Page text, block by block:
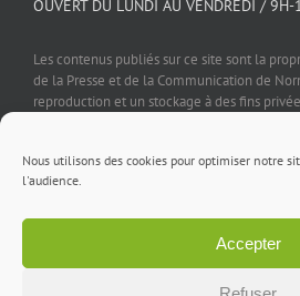
Nous utilisons des cookies pour optimiser notre
l'audience.
Accepter
OUVERT DU LUNDI AU VENDREDI /
Les contenus publiés sur ce site sont la
de la Presse et de la Communication de
reproduction et un stockage à des fins